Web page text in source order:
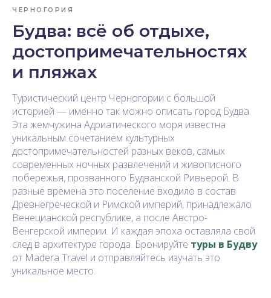
ЧЕРНОГОРИЯ
Будва: всё об отдыхе,
достопримечательностях
и пляжах
Туристический центр Черногории с большой
историей — именно так можно описать город Будва.
Эта жемчужина Адриатического моря известна
уникальным сочетанием культурных
достопримечательностей разных веков, самых
современных ночных развлечений и живописного
побережья, прозванного Будванской Ривьерой. В
разные времена это поселение входило в состав
Древнегреческой и Римской империй, принадлежало
Венецианской республике, а после Австро-
Венгерской империи. И каждая эпоха оставляла свой
след в архитектуре города. Бронируйте туры в Будву
от Madera Travel и отправляйтесь изучать это
уникальное место.